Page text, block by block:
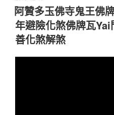
佈
於
阿贊多玉佛寺鬼王佛
年避險化煞佛牌瓦
善化煞解煞